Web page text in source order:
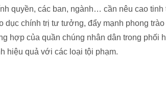
quyền, các ban, ngành… cần nêu cao tinh
dục chính trị tư tưởng, đẩy mạnh phong
hợp của quần chúng nhân dân trong
hiệu quả với các loại tội phạm.